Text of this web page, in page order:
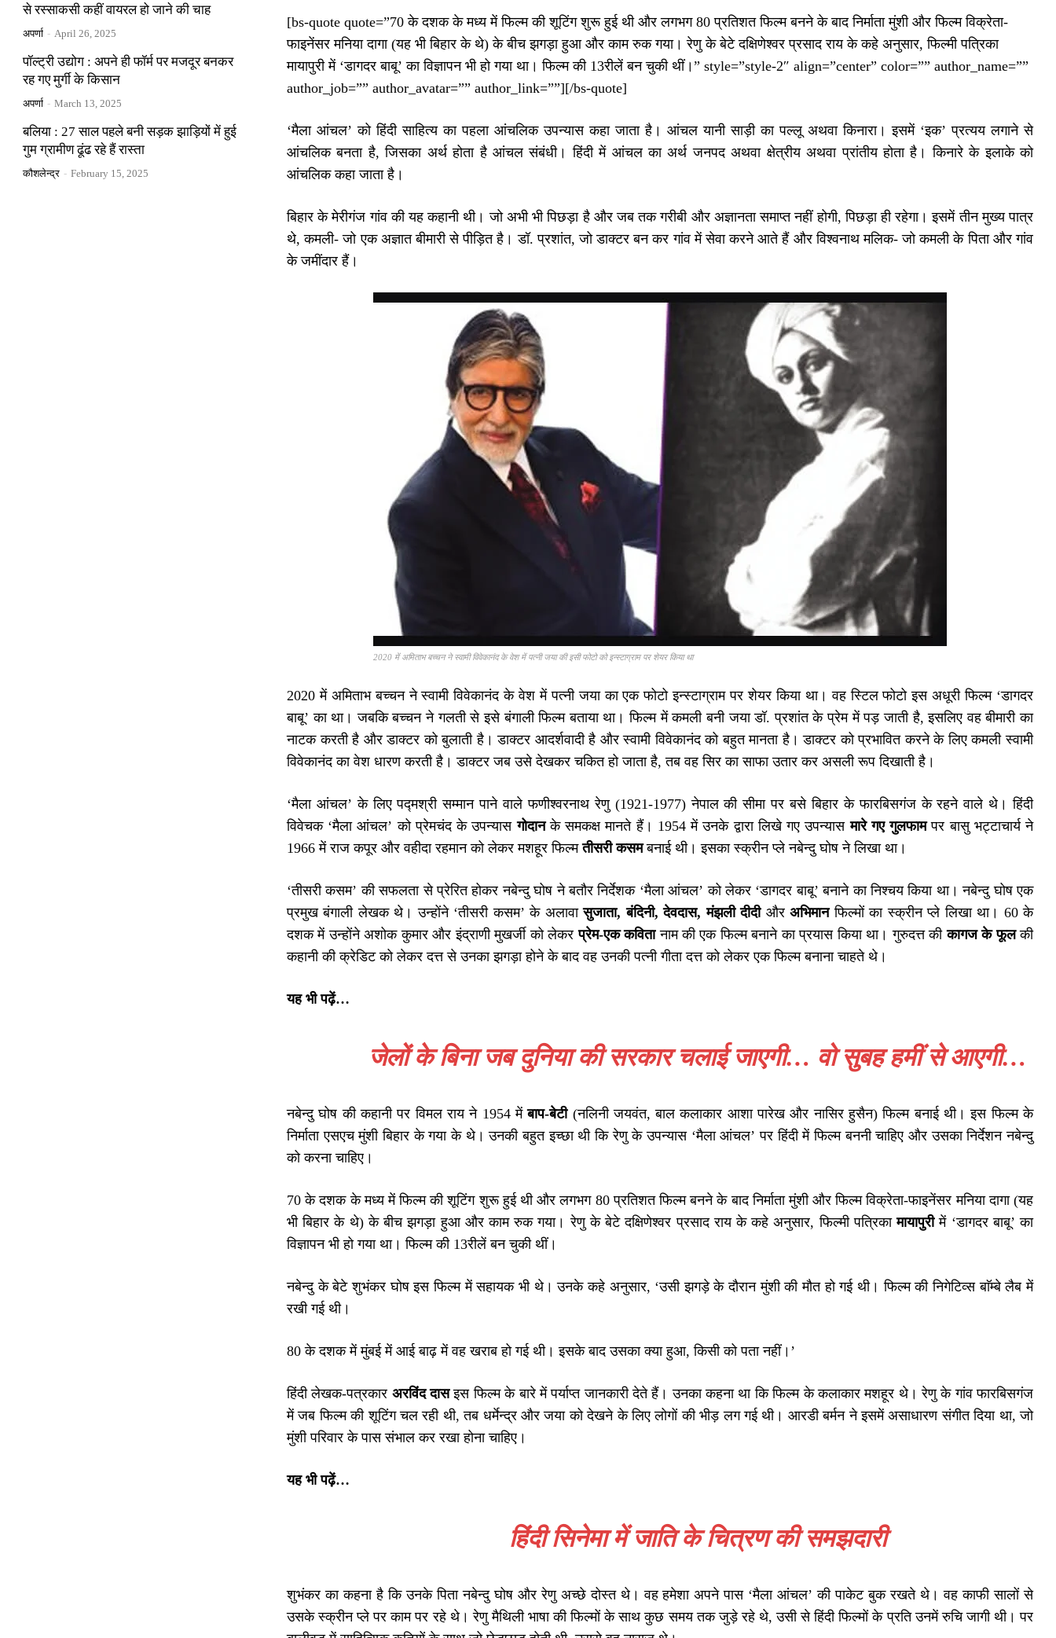
से रस्साकसी कहीं वायरल हो जाने की चाह
अपर्णा - April 26, 2025
पॉल्ट्री उद्योग : अपने ही फॉर्म पर मजदूर बनकर
रह गए मुर्गी के किसान
अपर्णा - March 13, 2025
बलिया : 27 साल पहले बनी सड़क झाड़ियों में हुई
गुम ग्रामीण ढूंढ रहे हैं रास्ता
कौशलेन्द्र - February 15, 2025
[bs-quote quote=”70 के दशक के मध्य में फिल्म की शूटिंग शुरू हुई थी और लगभग 80 प्रतिशत फिल्म बनने के बाद निर्माता मुंशी और फिल्म विक्रेता-
फाइनेंसर मनिया दागा (यह भी बिहार के थे) के बीच झगड़ा हुआ और काम रुक गया। रेणु के बेटे दक्षिणेश्वर प्रसाद राय के कहे अनुसार, फिल्मी पत्रिका
मायापुरी में ‘डागदर बाबू’ का विज्ञापन भी हो गया था। फिल्म की 13रीलें बन चुकी थीं।” style=”style-2″ align=”center” color=”” author_name=””
author_job=”” author_avatar=”” author_link=””][/bs-quote]
‘मैला आंचल’ को हिंदी साहित्य का पहला आंचलिक उपन्यास कहा जाता है। आंचल यानी साड़ी का पल्लू अथवा किनारा। इसमें ‘इक’ प्रत्यय लगाने से
आंचलिक बनता है, जिसका अर्थ होता है आंचल संबंधी। हिंदी में आंचल का अर्थ जनपद अथवा क्षेत्रीय अथवा प्रांतीय होता है। किनारे के इलाके को
आंचलिक कहा जाता है।
बिहार के मेरीगंज गांव की यह कहानी थी। जो अभी भी पिछड़ा है और जब तक गरीबी और अज्ञानता समाप्त नहीं होगी, पिछड़ा ही रहेगा। इसमें तीन मुख्य पात्र
थे, कमली- जो एक अज्ञात बीमारी से पीड़ित है। डॉ. प्रशांत, जो डाक्टर बन कर गांव में सेवा करने आते हैं और विश्वनाथ मलिक- जो कमली के पिता और गांव
के जमींदार हैं।
2020 में अमिताभ बच्चन ने स्वामी विवेकानंद के वेश में पत्नी जया की इसी फोटो को इन्स्टाग्राम पर शेयर किया था
2020 में अमिताभ बच्चन ने स्वामी विवेकानंद के वेश में पत्नी जया का एक फोटो इन्स्टाग्राम पर शेयर किया था। वह स्टिल फोटो इस अधूरी फिल्म ‘डागदर
बाबू’ का था। जबकि बच्चन ने गलती से इसे बंगाली फिल्म बताया था। फिल्म में कमली बनी जया डॉ. प्रशांत के प्रेम में पड़ जाती है, इसलिए वह बीमारी का
नाटक करती है और डाक्टर को बुलाती है। डाक्टर आदर्शवादी है और स्वामी विवेकानंद को बहुत मानता है। डाक्टर को प्रभावित करने के लिए कमली स्वामी
विवेकानंद का वेश धारण करती है। डाक्टर जब उसे देखकर चकित हो जाता है, तब वह सिर का साफा उतार कर असली रूप दिखाती है।
‘मैला आंचल’ के लिए पद्मश्री सम्मान पाने वाले फणीश्वरनाथ रेणु (1921-1977) नेपाल की सीमा पर बसे बिहार के फारबिसगंज के रहने वाले थे। हिंदी
विवेचक ‘मैला आंचल’ को प्रेमचंद के उपन्यासगोदानके समकक्ष मानते हैं। 1954 में उनके द्वारा लिखे गए उपन्यासमारे गए गुलफामपर बासु भट्टाचार्य ने
1966 में राज कपूर और वहीदा रहमान को लेकर मशहूर फिल्मतीसरी कसमबनाई थी। इसका स्क्रीन प्ले नबेन्दु घोष ने लिखा था।
‘तीसरी कसम’ की सफलता से प्रेरित होकर नबेन्दु घोष ने बतौर निर्देशक ‘मैला आंचल’ को लेकर ‘डागदर बाबू’ बनाने का निश्चय किया था। नबेन्दु घोष एक
प्रमुख बंगाली लेखक थे। उन्होंने ‘तीसरी कसम’ के अलावासुजाता, बंदिनी, देवदास, मंझली दीदीऔरअभिमानफिल्मों का स्क्रीन प्ले लिखा था। 60 के
दशक में उन्होंने अशोक कुमार और इंद्राणी मुखर्जी को लेकरप्रेम-एक कवितानाम की एक फिल्म बनाने का प्रयास किया था। गुरुदत्त कीकागज के फूलकी
कहानी की क्रेडिट को लेकर दत्त से उनका झगड़ा होने के बाद वह उनकी पत्नी गीता दत्त को लेकर एक फिल्म बनाना चाहते थे।
यह भी पढ़ें…
जेलों के बिना जब दुनिया की सरकार चलाई जाएगी… वो सुबह हमीं से आएगी…
नबेन्दु घोष की कहानी पर विमल राय ने 1954 मेंबाप-बेटी(नलिनी जयवंत, बाल कलाकार आशा पारेख और नासिर हुसैन) फिल्म बनाई थी। इस फिल्म के
निर्माता एसएच मुंशी बिहार के गया के थे। उनकी बहुत इच्छा थी कि रेणु के उपन्यास ‘मैला आंचल’ पर हिंदी में फिल्म बननी चाहिए और उसका निर्देशन नबेन्दु
को करना चाहिए।
70 के दशक के मध्य में फिल्म की शूटिंग शुरू हुई थी और लगभग 80 प्रतिशत फिल्म बनने के बाद निर्माता मुंशी और फिल्म विक्रेता-फाइनेंसर मनिया दागा (यह
भी बिहार के थे) के बीच झगड़ा हुआ और काम रुक गया। रेणु के बेटे दक्षिणेश्वर प्रसाद राय के कहे अनुसार, फिल्मी पत्रिकामायापुरीमें ‘डागदर बाबू’ का
विज्ञापन भी हो गया था। फिल्म की 13रीलें बन चुकी थीं।
नबेन्दु के बेटे शुभंकर घोष इस फिल्म में सहायक भी थे। उनके कहे अनुसार, ‘उसी झगड़े के दौरान मुंशी की मौत हो गई थी। फिल्म की निगेटिव्स बाॅम्बे लैब में
रखी गई थी।
80 के दशक में मुंबई में आई बाढ़ में वह खराब हो गई थी। इसके बाद उसका क्या हुआ, किसी को पता नहीं।’
हिंदी लेखक-पत्रकार अरविंद दासइस फिल्म के बारे में पर्याप्त जानकारी देते हैं। उनका कहना था कि फिल्म के कलाकार मशहूर थे। रेणु के गांव फारबिसगंज
में जब फिल्म की शूटिंग चल रही थी, तब धर्मेन्द्र और जया को देखने के लिए लोगों की भीड़ लग गई थी। आरडी बर्मन ने इसमें असाधारण संगीत दिया था, जो
मुंशी परिवार के पास संभाल कर रखा होना चाहिए।
यह भी पढ़ें…
हिंदी सिनेमा में जाति के चित्रण की समझदारी
शुभंकर का कहना है कि उनके पिता नबेन्दु घोष और रेणु अच्छे दोस्त थे। वह हमेशा अपने पास ‘मैला आंचल’ की पाकेट बुक रखते थे। वह काफी सालों से
उसके स्क्रीन प्ले पर काम पर रहे थे। रेणु मैथिली भाषा की फिल्मों के साथ कुछ समय तक जुड़े रहे थे, उसी से हिंदी फिल्मों के प्रति उनमें रुचि जागी थी। पर